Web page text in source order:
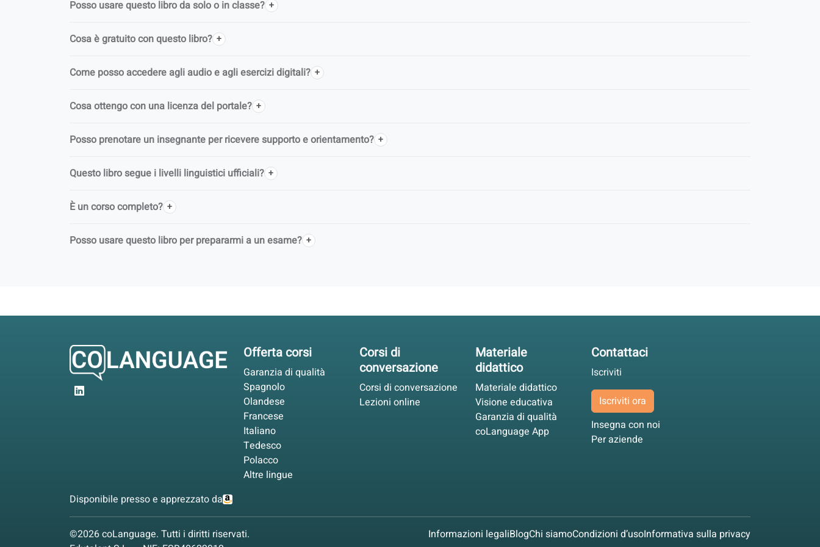
Posso usare questo libro da solo o in classe?
Cosa è gratuito con questo libro?
Come posso accedere agli audio e agli esercizi digitali?
Cosa ottengo con una licenza del portale?
Posso prenotare un insegnante per ricevere supporto e orientamento?
Questo libro segue i livelli linguistici ufficiali?
È un corso completo?
Posso usare questo libro per prepararmi a un esame?
Offerta corsi
Garanzia di qualità
Spagnolo
Olandese
Francese
Italiano
Tedesco
Polacco
Altre lingue
Corsi di
conversazione
Corsi di conversazione
Lezioni online
Materiale
didattico
Materiale didattico
Visione educativa
Garanzia di qualità
coLanguage App
Contattaci
Iscriviti
Iscriviti ora
Insegna con noi
Per aziende
Disponibile presso e apprezzato da
©2026 coLanguage. Tutti i diritti riservati.
Informazioni legaliBlogChi siamoCondizioni d’usoInformativa sulla privacy